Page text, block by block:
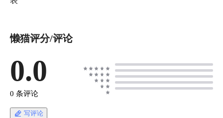
懒猫评分/评论
0.0
0 条评论
写评论